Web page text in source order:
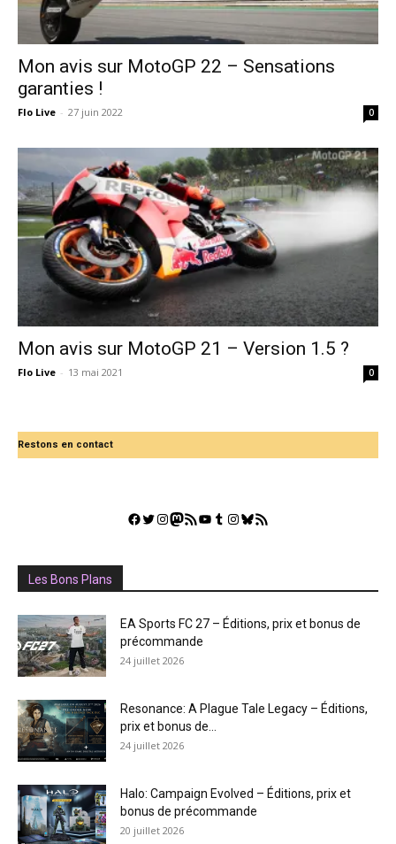
Mon avis sur MotoGP 22 – Sensations
garanties !
Flo Live - 27 juin 2022 0
Mon avis sur MotoGP 21 – Version 1.5 ?
Flo Live - 13 mai 2021 0
Restons en contact
Facebook
Twitter
Instagram
Mastodon
Flux RSSYouTube
Tumblr
Instagram
Bluesky
GestGame
Les Bons Plans
EA Sports FC 27 – Éditions, prix et bonus de
précommande
24 juillet 2026
Resonance: A Plague Tale Legacy – Éditions,
prix et bonus de...
24 juillet 2026
Halo: Campaign Evolved – Éditions, prix et
bonus de précommande
20 juillet 2026